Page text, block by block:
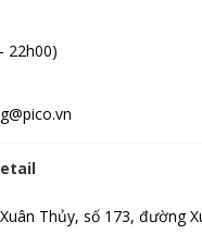
*Hình
hồng ngoại cho hình ảnh
C225 cảm biến Starlight
tích hợp hệ thống hồng
22h00)
Thủy, số 173, đường